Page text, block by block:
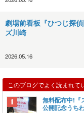
劇場前看板『ひつじ探
ズ川崎
2026.05.16
このブログでよく読まれて
無料配布中! 『
公開記念うち